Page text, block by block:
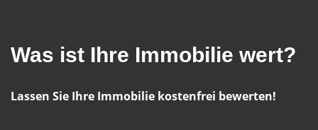
Was ist Ihre Immobilie wert?
Lassen Sie Ihre Immobilie kostenfrei bewerten!